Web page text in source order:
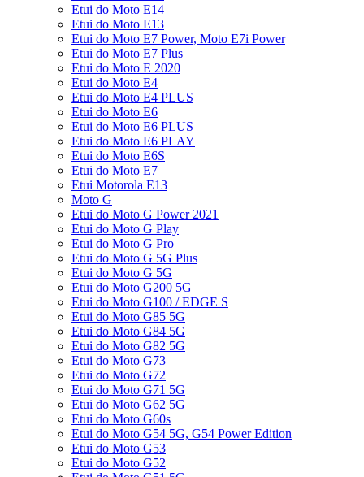
Etui do Moto E14
Etui do Moto E13
Etui do Moto E7 Power, Moto E7i Power
Etui do Moto E7 Plus
Etui do Moto E 2020
Etui do Moto E4
Etui do Moto E4 PLUS
Etui do Moto E6
Etui do Moto E6 PLUS
Etui do Moto E6 PLAY
Etui do Moto E6S
Etui do Moto E7
Etui Motorola E13
Moto G
Etui do Moto G Power 2021
Etui do Moto G Play
Etui do Moto G Pro
Etui do Moto G 5G Plus
Etui do Moto G 5G
Etui do Moto G200 5G
Etui do Moto G100 / EDGE S
Etui do Moto G85 5G
Etui do Moto G84 5G
Etui do Moto G82 5G
Etui do Moto G73
Etui do Moto G72
Etui do Moto G71 5G
Etui do Moto G62 5G
Etui do Moto G60s
Etui do Moto G54 5G, G54 Power Edition
Etui do Moto G53
Etui do Moto G52